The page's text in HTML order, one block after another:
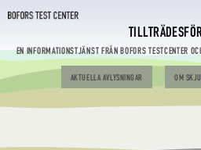
EN INFORMATIONSTJÄNST FRÅN BOFORS TESTCENTER
AKTUELLA AVLYSNINGAR OM